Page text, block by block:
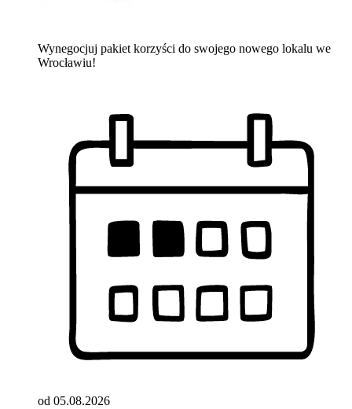
Wynegocjuj pakiet korzyści do swojego nowego lokalu we
Wrocławiu!
od 05.08.2026